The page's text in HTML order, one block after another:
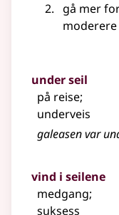
gå mer
moderere
under seil
på reise;
underveis
galeasen var
vind i seilene
medgang;
suksess